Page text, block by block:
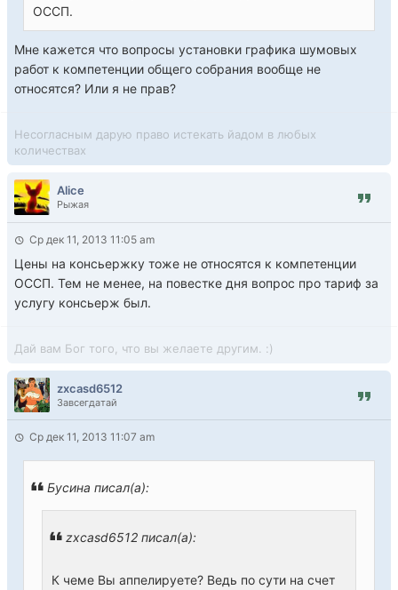
ОССП.
Мне кажется что вопросы установки графика шумовых
работ к компетенции общего собрания вообще не
относятся? Или я не прав?
Несогласным дарую право истекать йадом в любых
количествах
Alice
Рыжая
Ср дек 11, 2013 11:05 am
Цены на консьержку тоже не относятся к компетенции
ОССП. Тем не менее, на повестке дня вопрос про тариф за
услугу консьерж был.
Дай вам Бог того, что вы желаете другим. :)
zxcasd6512
Завсегдатай
Ср дек 11, 2013 11:07 am
Бусина писал(а):
zxcasd6512 писал(а):
К чемe Вы аппелируете? Ведь по сути на счет